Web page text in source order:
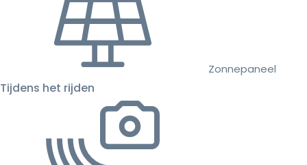
Zonnepaneel
Tijdens het rijden